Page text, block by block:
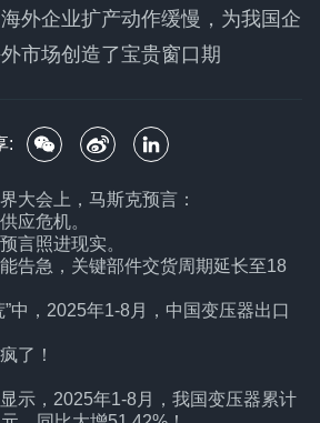
外企业扩产动作缓慢，为我国企
市场创造了宝贵窗口期
:
大会上，马斯克预言：
应危机。
言照进现实。
告急，关键部件交货周期延长至18
中，2025年1-8月，中国变压器出口
了！
示，2025年1-8月，我国变压器累计